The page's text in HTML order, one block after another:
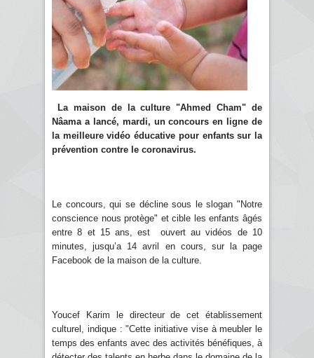
La maison de la culture "Ahmed Cham" de
Nâama a lancé, mardi, un concours en ligne de
la meilleure vidéo éducative pour enfants sur la
prévention contre le coronavirus.
Le concours, qui se décline sous le slogan "Notre
conscience nous protège" et cible les enfants âgés
entre 8 et 15 ans, est ouvert au vidéos de 10
minutes, jusqu’a 14 avril en cours, sur la page
Facebook de la maison de la culture.
Youcef Karim le directeur de cet établissement
culturel, indique : "Cette initiative vise à meubler le
temps des enfants avec des activités bénéfiques, à